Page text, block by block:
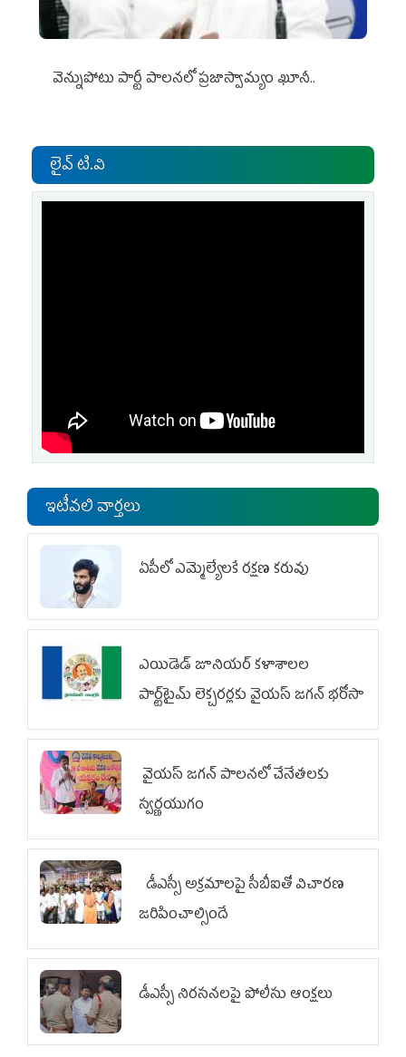
వెన్నుపోటు పార్టీ పాలనలో ప్రజాస్వామ్యం ఖూనీ..
లైవ్ టి.వి
ఇటీవలి వార్తలు
ఏపీలో ఎమ్మెల్యేల‌కే ర‌క్ష‌ణ క‌రువు
ఎయిడెడ్‌ జూనియర్‌ కళాశాలల
పార్ట్‌టైమ్‌ లెక్చరర్లకు వైయ‌స్ జగన్ భరోసా
వైయ‌స్ జగన్ పాలనలో చేనేతలకు
స్వర్ణయుగం
డీఎస్సీ అక్రమాలపై సీబీఐతో విచారణ
జరిపించాల్సిందే
డీఎస్సీ నిరసనలపై పోలీసు ఆంక్షలు